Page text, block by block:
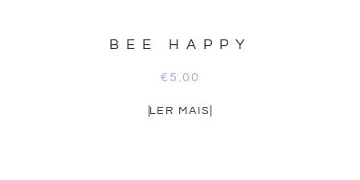
BEE HAPPY
€ 5.00
LER MAIS